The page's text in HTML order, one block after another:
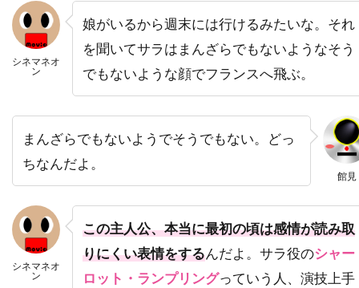
ハワード・ショア
ハワード・ダフ
ハンス・ジマー
ハンス・ブロックマン
ハンス・ライザー
ハンター・M・ヴィア
ハンナ・アンクリッチ
ハンネス・メッセマー
ハーシェル・ワイングロッド
ハービー・バンハード
ハーヴィ・ローゼンストック
ハーヴェイ・カイテル
ハーヴェイ・ワインスタイン
シネマネオ
ン
娘がいるから週末には行けるみたいな。それ
を聞いてサラはまんざらでもないようなそう
でもないような顔でフランスへ飛ぶ。
館見
まんざらでもないようでそうでもない。どっ
ちなんだよ。
シネマネオ
ン
この主人公、本当に最初の頃は感情が読み取
りにくい表情をするんだよ。サラ役のシャー
ロット・ランプリングっていう人、演技上手